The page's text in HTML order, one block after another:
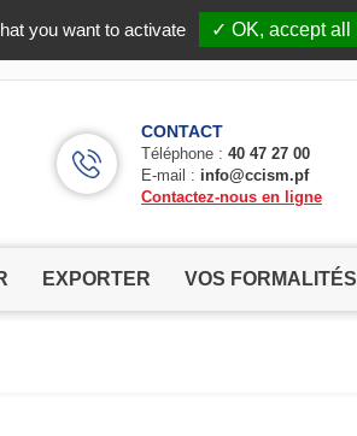
✓ Allow
CONTACT
Téléphone : 40 47 27 00
E-mail : info@ccism.pf
Contactez-nous en ligne
EXPORTER VOS FORMALITÉS
you want to activate ✓ OK, accept all